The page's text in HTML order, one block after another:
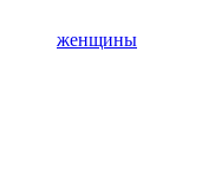
женщины